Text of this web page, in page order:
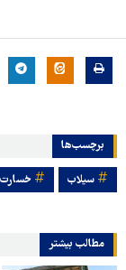
برچسب‌ها
سیلاب
مطالب بیشتر